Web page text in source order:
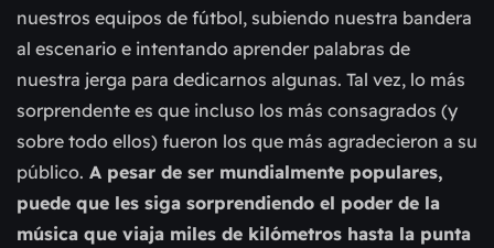
nuestros equipos de fútbol, subiendo nuestra bandera
al escenario e intentando aprender palabras de
nuestra jerga para dedicarnos algunas. Tal vez, lo más
sorprendente es que incluso los más consagrados (y
sobre todo ellos) fueron los que más agradecieron a su
público. A pesar de ser mundialmente populares,
puede que les siga sorprendiendo el poder de la
música que viaja miles de kilómetros hasta la punta